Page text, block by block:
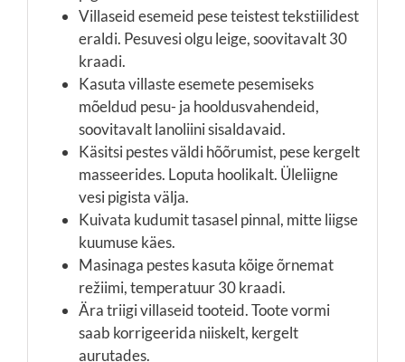
Villaseid esemeid pese teistest tekstiilidest
eraldi. Pesuvesi olgu leige, soovitavalt 30
kraadi.
Kasuta villaste esemete pesemiseks
mõeldud pesu- ja hooldusvahendeid,
soovitavalt lanoliini sisaldavaid.
Käsitsi pestes väldi hõõrumist, pese kergelt
masseerides. Loputa hoolikalt. Üleliigne
vesi pigista välja.
Kuivata kudumit tasasel pinnal, mitte liigse
kuumuse käes.
Masinaga pestes kasuta kõige õrnemat
režiimi, temperatuur 30 kraadi.
Ära triigi villaseid tooteid. Toote vormi
saab korrigeerida niiskelt, kergelt
aurutades.